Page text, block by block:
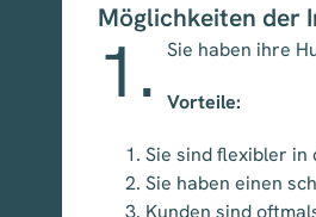
Möglichkeiten der
1. Sie haben ihre
Vorteile:
Sie sind flexibler in
Sie haben einen
Kunden sind